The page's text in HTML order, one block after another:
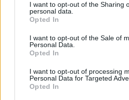
I want to opt-out of the Sharing
personal data.
Opted In
I want to opt-out of the Sale of
Personal Data.
Opted In
I want to opt-out of processing
Personal Data for Targeted
Opted In
Ο Δήμαρχος
Αντιδήμαρχοι
Δημοτικό Συμβούλιο
Συλλογικά Όργανα Δήμου
Δημοτικές Κοινότητες